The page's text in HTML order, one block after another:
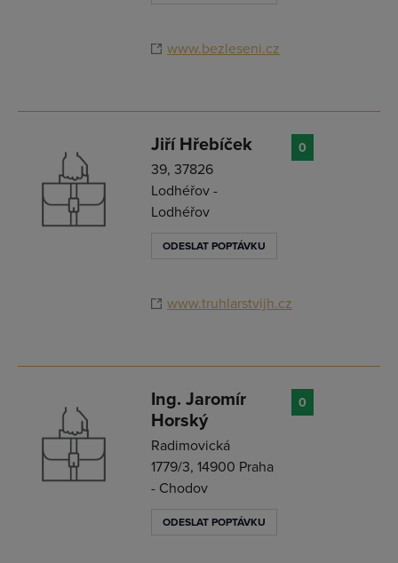
www.bezleseni.cz
Jiří Hřebíček
39, 37826
Lodhéřov -
Lodhéřov
ODESLAT POPTÁVKU
www.truhlarstvijh.cz
0
Ing. Jaromír
Horský
Radimovická
1779/3, 14900 Praha
- Chodov
ODESLAT POPTÁVKU
0